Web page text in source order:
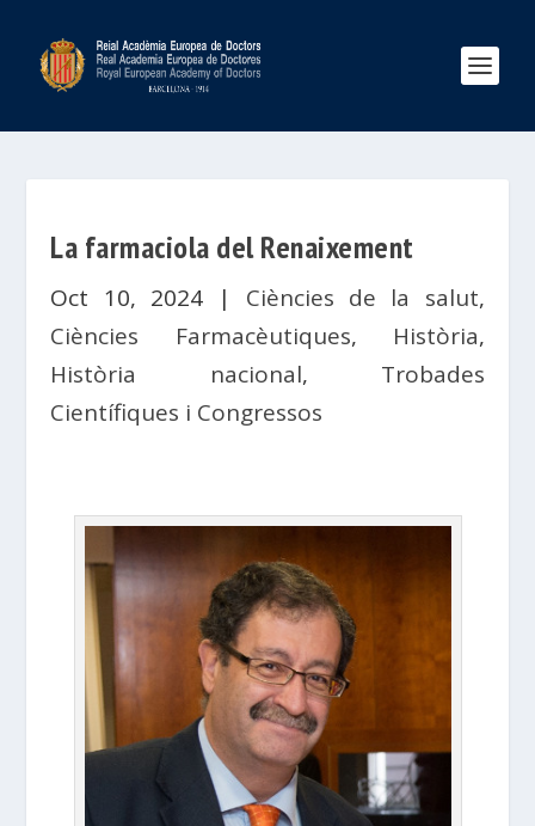
La farmaciola del Renaixement
Oct 10, 2024 | Ciències de la salut,
Ciències Farmacèutiques, Història,
Història nacional, Trobades
Científiques i Congressos